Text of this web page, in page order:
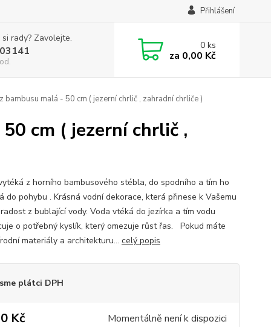
Přihlášení
rady? Zavolejte.
0ks
za 0,00 Kč
bambusu malá - 50 cm ( jezerní chrlič , zahradní chrliče )
cm ( jezerní chrlič ,
z horního bambusového stébla, do spodního a tím ho
do pohybu . Krásná vodní dekorace, která přinese k Vašemu
z bublající vody. Voda vtéká do jezírka a tím vodu
o potřebný kyslík, který omezuje růst řas. Pokud máte
materiály a architekturu... celý popis
plátci DPH
Kč Momentálně není k dispozici